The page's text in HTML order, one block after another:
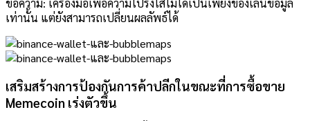
เท่านั้น แต่ยังสามารถเปลี่ยนผลลัพธ์ได้
เสริมสร้างการป้องกันการค้าปลีกในขณะที่การซื้อขาย
Memecoin เร่งตัวขึ้น